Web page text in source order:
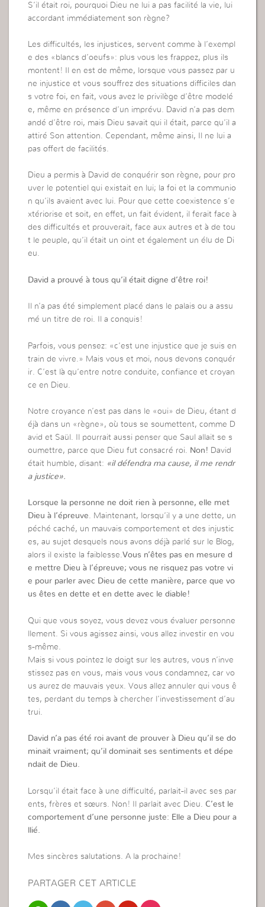
S’il était roi, pourquoi Dieu ne lui a pas facilité la vie, lui
accordant immédiatement son règne?
Les difficultés, les injustices, servent comme à l’exempl
e des «blancs d’oeufs»: plus vous les frappez, plus ils
montent! Il en est de même, lorsque vous passez par u
ne injustice et vous souffrez des situations difficiles dan
s votre foi, en fait, vous avez le privilège d’être modelé
e, même en présence d’un imprévu. David n’a pas dem
andé d’être roi, mais Dieu savait qui il était, parce qu’il a
attiré Son attention. Cependant, même ainsi, Il ne lui a
pas offert de facilités.
Dieu a permis à David de conquérir son règne, pour pro
uver le potentiel qui existait en lui; la foi et la communio
n qu’ils avaient avec lui. Pour que cette coexistence s’e
xtériorise et soit, en effet, un fait évident, il ferait face à
des difficultés et prouverait, face aux autres et à de tou
t le peuple, qu’il était un oint et également un élu de Di
eu.
David a prouvé à tous qu’il était digne d’être roi!
Il n’a pas été simplement placé dans le palais ou a assu
mé un titre de roi. Il a conquis!
Parfois, vous pensez: «c’est une injustice que je suis en
train de vivre.» Mais vous et moi, nous devons conquér
ir. C’est là qu’entre notre conduite, confiance et croyan
ce en Dieu.
Notre croyance n’est pas dans le «oui» de Dieu, étant d
éjà dans un «règne», où tous se soumettent, comme D
avid et Saül. Il pourrait aussi penser que Saul allait se s
oumettre, parce que Dieu fut consacré roi. Non! David
était humble, disant: «il défendra ma cause, il me rendr
a justice».
Lorsque la personne ne doit rien à personne, elle met
Dieu à l’épreuve. Maintenant, lorsqu’il y a une dette, un
péché caché, un mauvais comportement et des injustic
es, au sujet desquels nous avons déjà parlé sur le Blog,
alors il existe la faiblesse.Vous n’êtes pas en mesure d
e mettre Dieu à l’épreuve; vous ne risquez pas votre vi
e pour parler avec Dieu de cette manière, parce que vo
us êtes en dette et en dette avec le diable!
Qui que vous soyez, vous devez vous évaluer personne
llement. Si vous agissez ainsi, vous allez investir en vou
s-même.
Mais si vous pointez le doigt sur les autres, vous n’inve
stissez pas en vous, mais vous vous condamnez, car vo
us aurez de mauvais yeux. Vous allez annuler qui vous ê
tes, perdant du temps à chercher l’investissement d’au
trui.
David n’a pas été roi avant de prouver à Dieu qu’il se do
minait vraiment; qu’il dominait ses sentiments et dépe
ndait de Dieu.
Lorsqu’il était face à une difficulté, parlait-il avec ses par
ents, frères et sœurs. Non! Il parlait avec Dieu. C’est le
comportement d’une personne juste: Elle a Dieu pour a
llié.
Mes sincères salutations. A la prochaine!
PARTAGER CET ARTICLE